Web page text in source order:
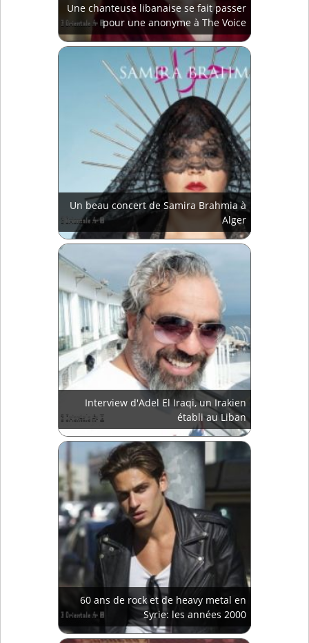
Une chanteuse libanaise se fait passer
pour une anonyme à The Voice
Un beau concert de Samira Brahmia à
Alger
Interview d'Adel El Iraqi, un Irakien
établi au Liban
60 ans de rock et de heavy metal en
Syrie: les années 2000